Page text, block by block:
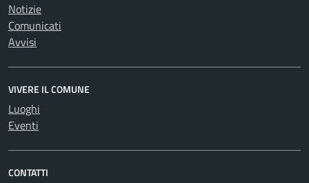
Notizie
Comunicati
Avvisi
VIVERE IL COMUNE
Luoghi
Eventi
CONTATTI